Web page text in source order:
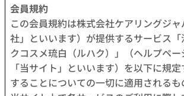
会員規約
この会員規約は株式会社ケアリングジ
社」といいます）が提供するサービス
クコスメ琉白（ルハク）」（ヘルプペ
「当サイト」といいます）を以下に規
することについての一切に適用されるも